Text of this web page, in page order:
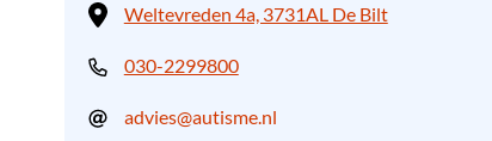
Weltevreden 4a, 3731AL De Bilt
030-2299800
advies@autisme.nl